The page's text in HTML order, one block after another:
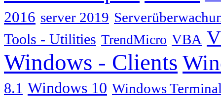
2016 server 2019
Tools - Utilities TrendMicro VBA
Windows - Clients
8.1 Windows 10 Windows